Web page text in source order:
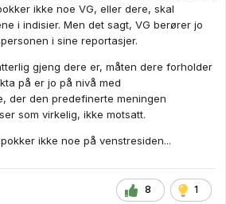
ikke noe VG, eller dere, skal
i indisier. Men det sagt, VG berører jo
i sine reportasjer.
gjeng dere er, måten dere forholder
på er jo på nivå med
der den predefinerte meningen
som virkelig, ikke motsatt.
ikke noe på venstresiden...
8 1